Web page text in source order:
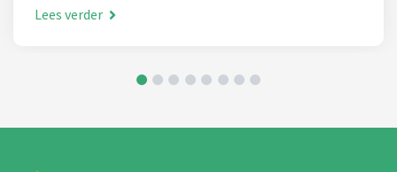
Lees verder